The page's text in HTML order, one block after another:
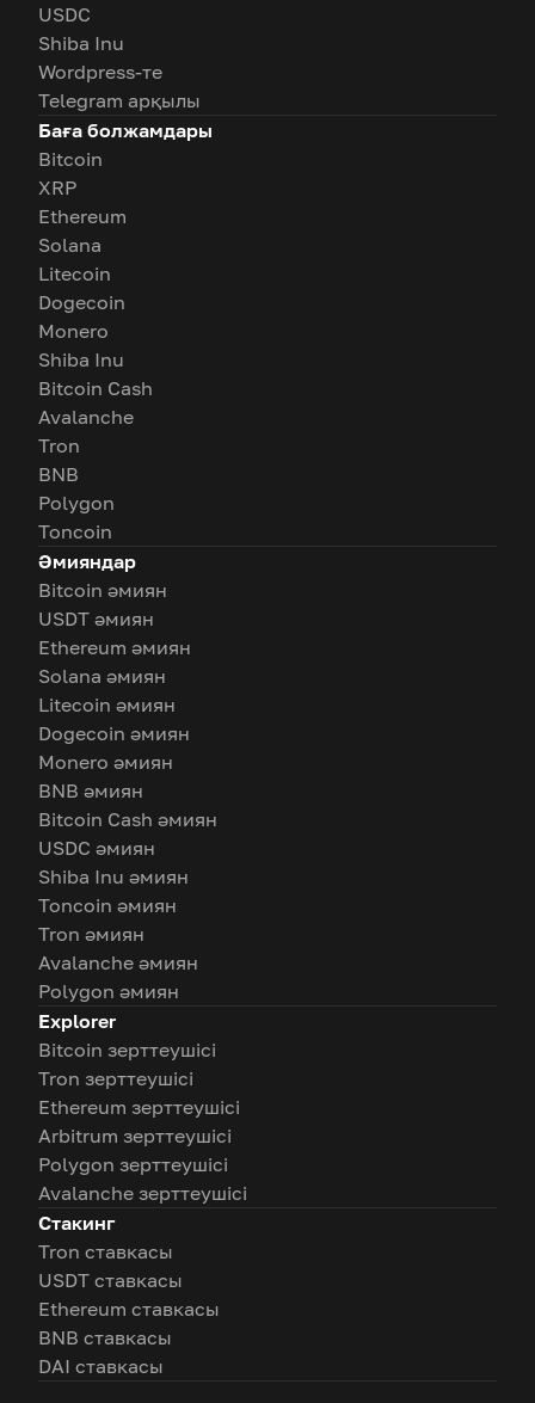
USDC
Shiba Inu
Wordpress-те
Telegram арқылы
Баға болжамдары
Bitcoin
XRP
Ethereum
Solana
Litecoin
Dogecoin
Monero
Shiba Inu
Bitcoin Cash
Avalanche
Tron
BNB
Polygon
Toncoin
Әмияндар
Bitcoin әмиян
USDT әмиян
Ethereum әмиян
Solana әмиян
Litecoin әмиян
Dogecoin әмиян
Monero әмиян
BNB әмиян
Bitcoin Cash әмиян
USDC әмиян
Shiba Inu әмиян
Toncoin әмиян
Tron әмиян
Avalanche әмиян
Polygon әмиян
Explorer
Bitcoin зерттеушісі
Tron зерттеушісі
Ethereum зерттеушісі
Arbitrum зерттеушісі
Polygon зерттеушісі
Avalanche зерттеушісі
Стакинг
Tron ставкасы
USDT ставкасы
Ethereum ставкасы
BNB ставкасы
DAI ставкасы